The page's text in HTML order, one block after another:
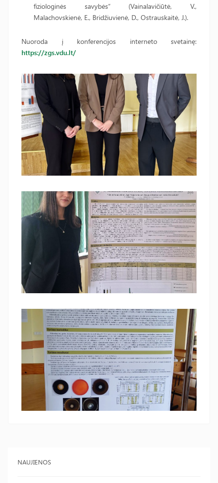
NAUJIENOS
fiziologinės savybės“ (Vainalavičiūtė, V.,
Malachovskienė, E., Bridžiuvienė, D., Ostrauskaitė, J.).
Nuoroda į konferencijos interneto svetainę:
https://zgs.vdu.lt/